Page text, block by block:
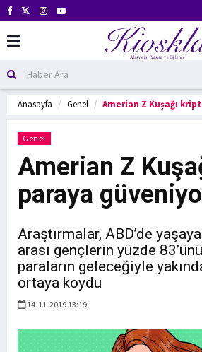
Anasayfa Genel Amerian Z Kuşağı
Genel
Amerian Z
paraya
Araştırmalar, ABD’de
arası gençlerin yüzde
paraların geleceğiyle
ortaya koydu
14-11-2019 13:19